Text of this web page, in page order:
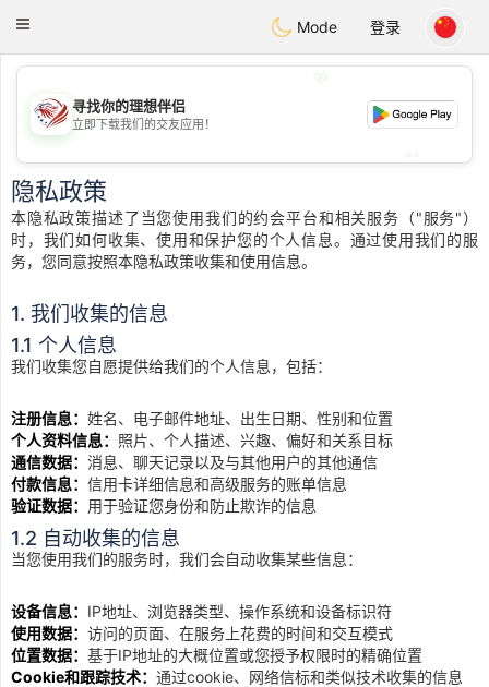
Dating
Toggle
Mode 登录
💖
💕
寻找你的理想伴侣
立即下载我们的交友应用！
隐私政策
本隐私政策描述了当您使用我们的约会平台和相关服务（"服务"）
时，我们如何收集、使用和保护您的个人信息。通过使用我们的服
务，您同意按照本隐私政策收集和使用信息。
1. 我们收集的信息
1.1 个人信息
我们收集您自愿提供给我们的个人信息，包括：
注册信息： 姓名、电子邮件地址、出生日期、性别和位置
个人资料信息： 照片、个人描述、兴趣、偏好和关系目标
通信数据： 消息、聊天记录以及与其他用户的其他通信
付款信息： 信用卡详细信息和高级服务的账单信息
验证数据： 用于验证您身份和防止欺诈的信息
1.2 自动收集的信息
当您使用我们的服务时，我们会自动收集某些信息：
设备信息： IP地址、浏览器类型、操作系统和设备标识符
使用数据： 访问的页面、在服务上花费的时间和交互模式
位置数据： 基于IP地址的大概位置或您授予权限时的精确位置
Cookie和跟踪技术： 通过cookie、网络信标和类似技术收集的信息